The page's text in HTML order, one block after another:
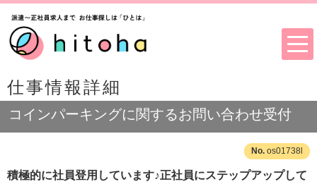
仕事情報詳細
コインパーキングに関するお問い合わせ受付
os01738l
積極的に社員登用しています♪正社員にステップアップして